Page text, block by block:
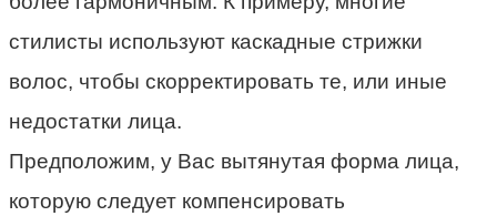
стилисты используют каскадные стрижки
волос, чтобы скорректировать те, или иные
недостатки лица.
Предположим, у Вас вытянутая форма лица,
которую следует компенсировать